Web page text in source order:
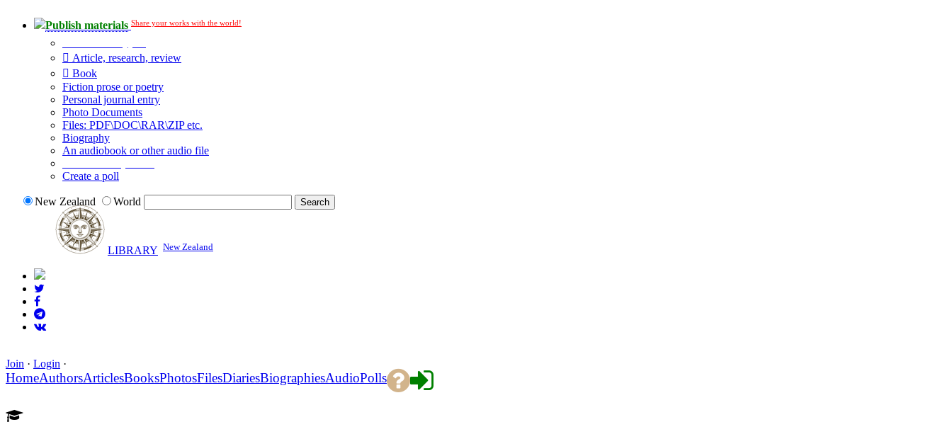
Publish materials Share your works with the world!
Article, research, review
Book
Fiction prose or poetry
Personal journal entry
Photo Documents
Files: PDF\DOC\RAR\ZIP etc.
Biography
An audiobook or other audio file
Create a poll
New Zealand World
LIBRARY New Zealand
Join · Login ·
HomeAuthorsArticlesBooksPhotosFilesDiariesBiographiesAudioPolls